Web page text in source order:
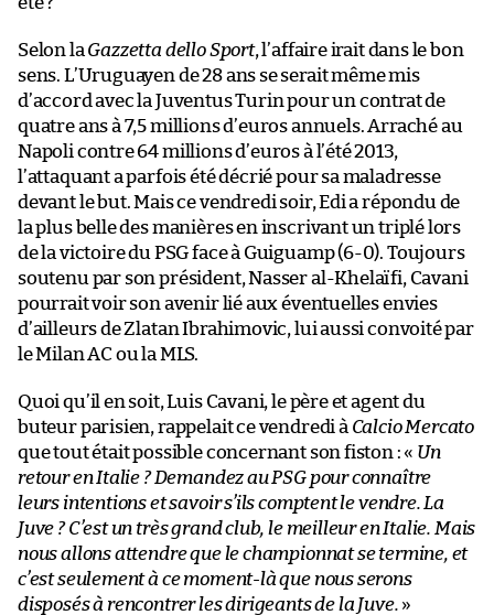
Selon la Gazzetta dello Sport, l’affaire irait dans le bon
sens. L’Uruguayen de 28 ans se serait même mis
d’accord avec la Juventus Turin pour un contrat de
quatre ans à 7,5 millions d’euros annuels. Arraché au
Napoli contre 64 millions d’euros à l’été 2013,
l’attaquant a parfois été décrié pour sa maladresse
devant le but. Mais ce vendredi soir, Edi a répondu de
la plus belle des manières en inscrivant un triplé lors
de la victoire du PSG face à Guiguamp (6-0). Toujours
soutenu par son président, Nasser al-Khelaïfi, Cavani
pourrait voir son avenir lié aux éventuelles envies
d’ailleurs de Zlatan Ibrahimovic, lui aussi convoité par
le Milan AC ou la MLS.
Quoi qu’il en soit, Luis Cavani, le père et agent du
buteur parisien, rappelait ce vendredi à Calcio Mercato
que tout était possible concernant son fiston : « Un
retour en Italie ? Demandez au PSG pour connaître
leurs intentions et savoir s’ils comptent le vendre. La
Juve ? C’est un très grand club, le meilleur en Italie. Mais
nous allons attendre que le championnat se termine, et
c’est seulement à ce moment-là que nous serons
disposés à rencontrer les dirigeants de la Juve. »